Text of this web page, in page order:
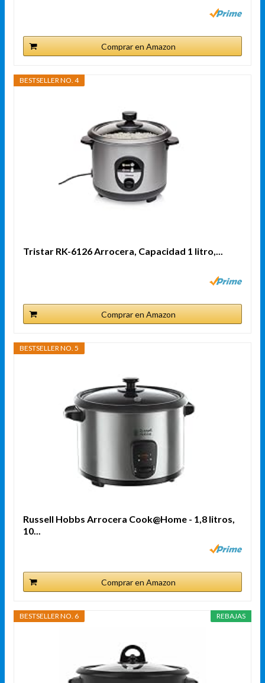
Comprar en Amazon
BESTSELLER NO. 4
Tristar RK-6126 Arrocera, Capacidad 1 litro,...
Comprar en Amazon
BESTSELLER NO. 5
Russell Hobbs Arrocera Cook@Home - 1,8 litros,
10...
Comprar en Amazon
REBAJAS
BESTSELLER NO. 6